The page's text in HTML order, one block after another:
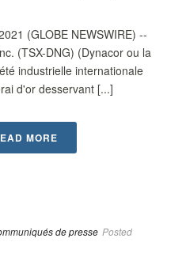
(GLOBE NEWSWIRE) --
(TSX-DNG) (Dynacor ou la
industrielle internationale
d'or desservant [...]
MORE
de presse Posted